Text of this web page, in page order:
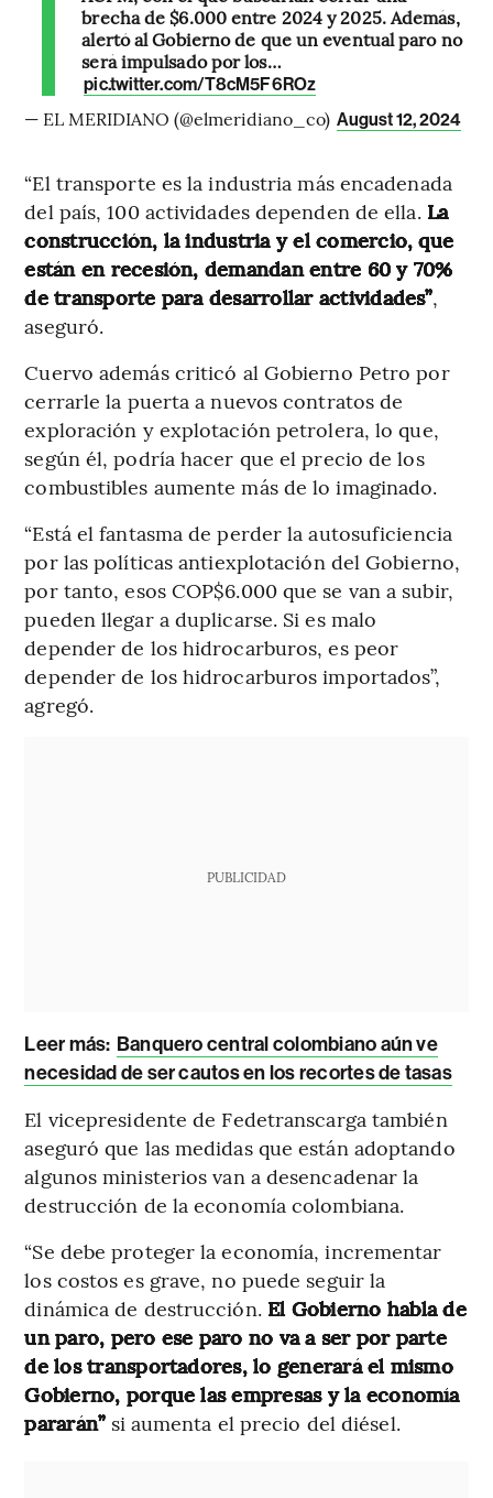
brecha de $6.000 entre 2024 y 2025. Además,
alertó al Gobierno de que un eventual paro no
será impulsado por los…
pic.twitter.com/T8cM5F6ROz
— EL MERIDIANO (@elmeridiano_co) August 12, 2024
“El transporte es la industria más encadenada
del país, 100 actividades dependen de ella. La
construcción, la industria y el comercio, que
están en recesión, demandan entre 60 y 70%
de transporte para desarrollar actividades”,
aseguró.
Cuervo además criticó al Gobierno Petro por
cerrarle la puerta a nuevos contratos de
exploración y explotación petrolera, lo que,
según él, podría hacer que el precio de los
combustibles aumente más de lo imaginado.
“Está el fantasma de perder la autosuficiencia
por las políticas antiexplotación del Gobierno,
por tanto, esos COP$6.000 que se van a subir,
pueden llegar a duplicarse. Si es malo
depender de los hidrocarburos, es peor
depender de los hidrocarburos importados”,
agregó.
PUBLICIDAD
Leer más: Banquero central colombiano aún ve
necesidad de ser cautos en los recortes de tasas
El vicepresidente de Fedetranscarga también
aseguró que las medidas que están adoptando
algunos ministerios van a desencadenar la
destrucción de la economía colombiana.
“Se debe proteger la economía, incrementar
los costos es grave, no puede seguir la
dinámica de destrucción.El Gobierno habla de
un paro, pero ese paro no va a ser por parte
de los transportadores, lo generará el mismo
Gobierno, porque las empresas y la economía
pararán” si aumenta el precio del diésel.